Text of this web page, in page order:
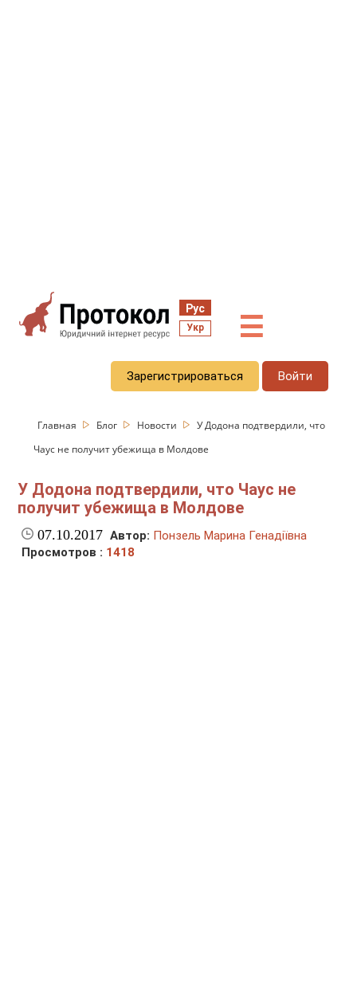
Рус
Укр ☰
Зарегистрироваться Войти
Главная Блог Новости
У Додона подтвердили, что
Чаус не получит убежища в Молдове
У Додона подтвердили, что Чаус не
получит убежища в Молдове
07.10.2017 Автор: Понзель Марина Генадіївна
Просмотров : 1418